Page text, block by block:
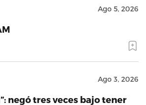
Ago 5, 2026
Ago 3, 2026
negó tres veces bajo tener